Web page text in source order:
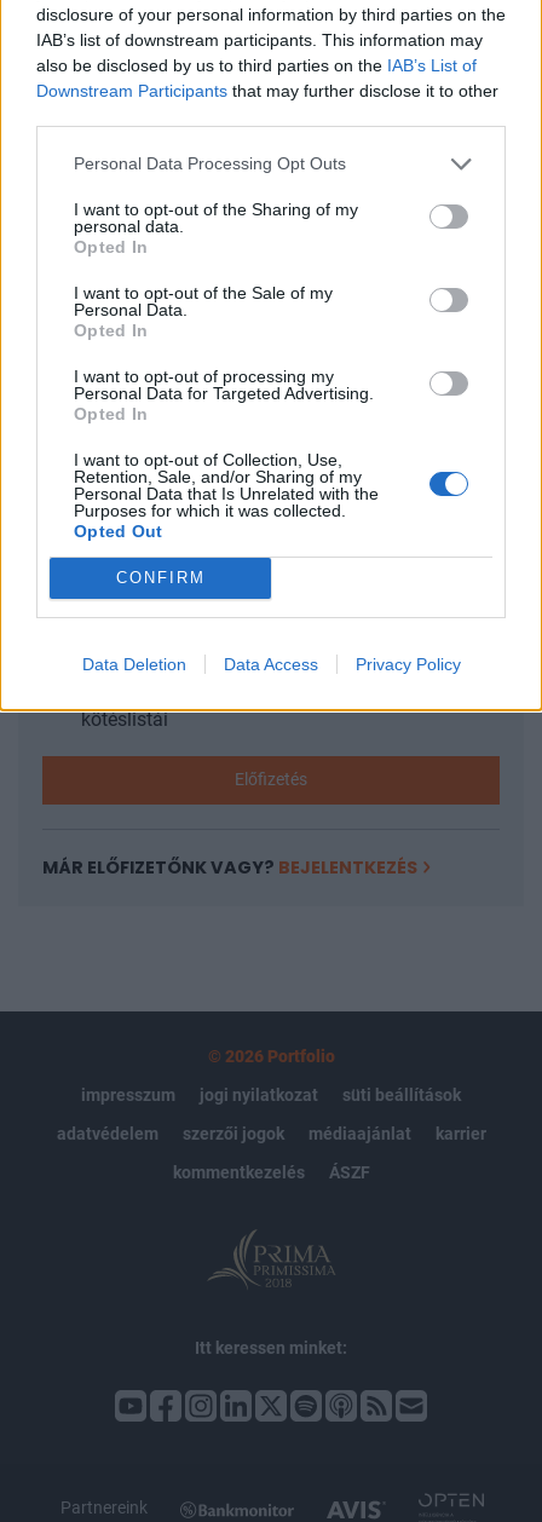
disclosure of your personal information by third parties on the
IAB’s list of downstream participants. This information may
also be disclosed by us to third parties on the IAB’s List of
Downstream Participants that may further disclose it to other
Personal Data Processing Opt Outs
I want to opt-out of the Sharing of my
personal data.
Opted In
I want to opt-out of the Sale of my
Personal Data.
Opted In
I want to opt-out of processing my
Personal Data for Targeted Advertising.
Opted In
I want to opt-out of Collection, Use,
Retention, Sale, and/or Sharing of my
Personal Data that Is Unrelated with the
Purposes for which it was collected.
Opted Out
CONFIRM
Data Deletion Data Access Privacy Policy
alapján visszatért a bizalom a brókercégek iránt,
ismét nőni kezdett a náluk vezetett értékpapír-
állomány. A brókerbotrányok következményeként
konszolidációt tesz szükségessé.
Windisch László, az MNB alelnöke az alábbiakról beszélt
előadásában: Külön köszöntette a teremben megjelent
Quaestor-károsultakat, mondván, reméli, sikerül tisztázni
sok félreértést. Szerinte évtizedes hibákat sikerült orvosolni
a pénzügyekben az elmúlt időszakban: ide tartozott a
költségvetési konszolidáció, a hiteles elszámolás és a
tisztességtelenül működő...
KEDVES OLVASÓNK!
A keresett cikk a portfolio.hu hírarchívumához
tartozik, melynek olvasása előfizetéses
regisztrációhoz kötött.
Portfolio.hu teljes cikkarchívum
kötéslistái
Előfizetés
MÁR ELŐFIZETŐNK VAGY? BEJELENTKEZÉS
© 2026 Portfolio
impresszum
jogi nyilatkozat
süti beállítások
adatvédelem
szerzői jogok médiaajánlat
karrier
kommentkezelés
ÁSZF
Itt keressen minket:
Partnereink